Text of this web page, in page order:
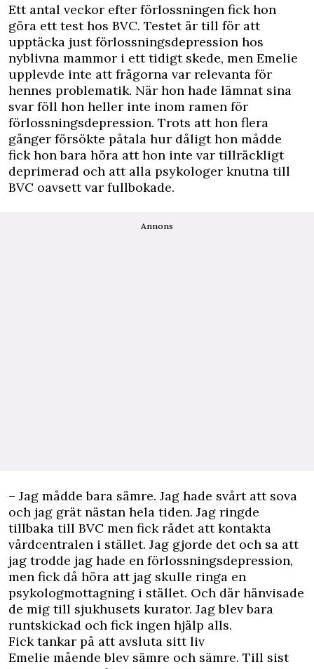
Ett antal veckor efter förlossningen fick hon
göra ett test hos BVC. Testet är till för att
upptäcka just förlossningsdepression hos
nyblivna mammor i ett tidigt skede, men Emelie
upplevde inte att frågorna var relevanta för
hennes problematik. När hon hade lämnat sina
svar föll hon heller inte inom ramen för
förlossningsdepression. Trots att hon flera
gånger försökte påtala hur dåligt hon mådde
fick hon bara höra att hon inte var tillräckligt
deprimerad och att alla psykologer knutna till
BVC oavsett var fullbokade.
Annons
– Jag mådde bara sämre. Jag hade svårt att sova
och jag grät nästan hela tiden. Jag ringde
tillbaka till BVC men fick rådet att kontakta
vårdcentralen i stället. Jag gjorde det och sa att
jag trodde jag hade en förlossningsdepression,
men fick då höra att jag skulle ringa en
psykologmottagning i stället. Och där hänvisade
de mig till sjukhusets kurator. Jag blev bara
runtskickad och fick ingen hjälp alls.
Fick tankar på att avsluta sitt liv
Emelie mående blev sämre och sämre. Till sist